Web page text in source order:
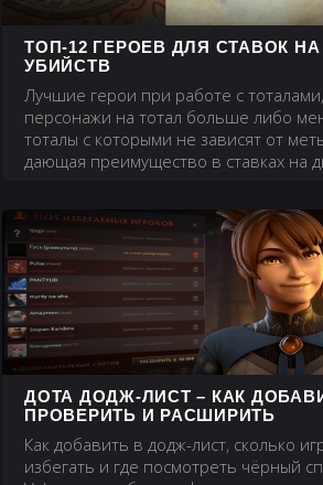
ТОП-12 ГЕРОЕВ ДЛЯ СТАВОК НА
УБИЙСТВ
Лучшие герои при работе с
персонажи на тотал больше либо
тоталы с которыми не зависят от
дающая преимущество в ставках на
ДОТА ДОДЖ-ЛИСТ – КАК
ПРОВЕРИТЬ И РАСШИРИТЬ
Как добавить в додж-лист, сколько
избегать и где посмотреть чёрный